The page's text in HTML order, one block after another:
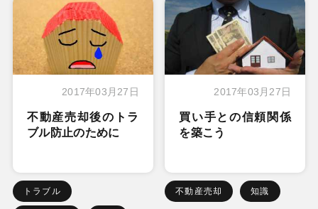
2017年03月27日
不動産売却後のトラ
ブル防止のために
トラブル
2017年03月27日
買い手との信頼関係
を築こう
不動産売却 知識